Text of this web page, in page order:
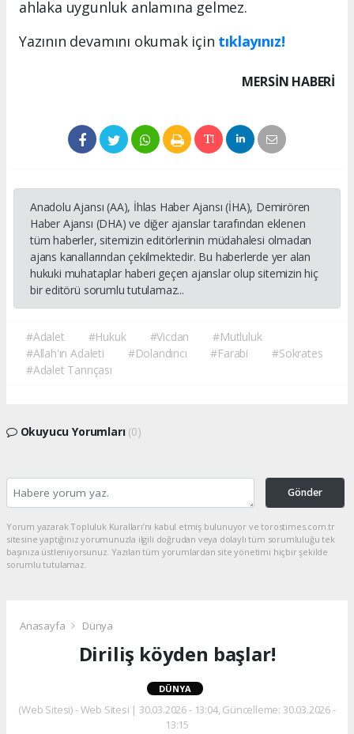
ahlaka uygunluk anlamına gelmez.
Yazının devamını okumak için tıklayınız!
MERSIN HABERİ
Anadolu Ajansı (AA), İhlas Haber Ajansı (İHA), Demirören
Haber Ajansı (DHA) ve diğer ajanslar tarafından eklenen
tüm haberler, sitemizin editörlerinin müdahalesi olmadan
ajans kanallarından çekilmektedir. Bu haberlerde yer alan
hukuki muhataplar haberi geçen ajanslar olup sitemizin hiç
bir editörü sorumlu tutulamaz...
#Adalet #Hukuk #Vicdan
#Mutluluk
#Allah'ın Adaleti
#Dolandırıcı #Farabi
#Sokrates
#Adalet Tanrıçası
Okuyucu Yorumları (0)
Gönder
Yorum yazarak Topluluk Kuralları’nı kabul etmiş bulunuyor ve torostimes.com.tr
sitesine yaptığınız yorumunuzla ilgili doğrudan veya dolaylı tüm sorumluluğu tek
başınıza üstleniyorsunuz. Yazılan tüm yorumlardan site yönetimi hiçbir şekilde
sorumlu tutulamaz.
Anasayfa Dünya
Diriliş köyden başlar!
DÜNYA
(Web Sitesi) - Web Sitesi | 30.03.2026 - 13:04, Güncelleme: 30.03.2026 -
13:15